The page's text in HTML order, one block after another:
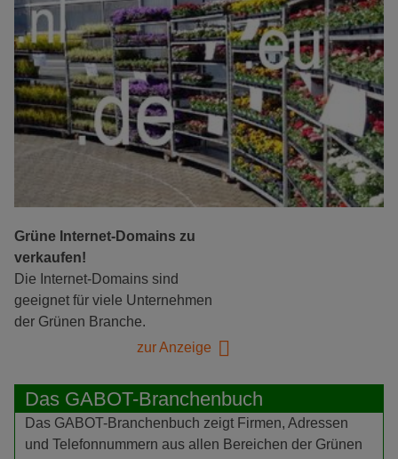
Grüne Internet-Domains zu
verkaufen!
Die Internet-Domains sind
geeignet für viele Unternehmen
der Grünen Branche.
zur Anzeige
Das GABOT-Branchenbuch
Das GABOT-Branchenbuch zeigt Firmen, Adressen
und Telefonnummern aus allen Bereichen der Grünen